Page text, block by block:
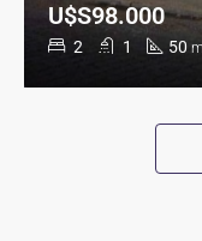
2 1 50
U$S98.000